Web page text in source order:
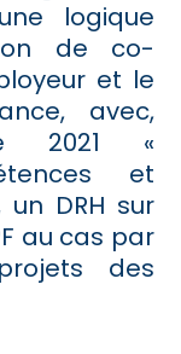
logique
de co-
et le
avec,
2021 «
et
un DRH sur
au cas par
des